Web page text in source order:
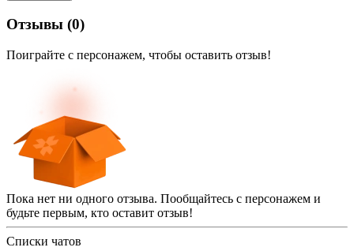
Отзывы (0)
Поиграйте с персонажем, чтобы оставить отзыв!
Пока нет ни одного отзыва. Пообщайтесь с персонажем и
будьте первым, кто оставит отзыв!
Списки чатов